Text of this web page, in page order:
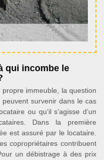
qui incombe le
immeuble, la question
survenir dans le cas
ou qu’il s’agisse d’un
Dans la première
est assuré par le locataire.
copropriétaires contribuent
un débistrage à des prix